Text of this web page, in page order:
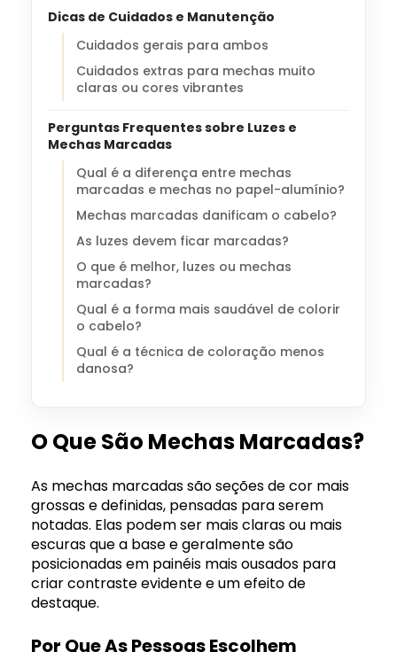
Dicas de Cuidados e Manutenção
Cuidados gerais para ambos
Cuidados extras para mechas muito
claras ou cores vibrantes
Perguntas Frequentes sobre Luzes e
Mechas Marcadas
Qual é a diferença entre mechas
marcadas e mechas no papel-alumínio?
Mechas marcadas danificam o cabelo?
As luzes devem ficar marcadas?
O que é melhor, luzes ou mechas
marcadas?
Qual é a forma mais saudável de colorir
o cabelo?
Qual é a técnica de coloração menos
danosa?
O Que São Mechas Marcadas?
As mechas marcadas são seções de cor mais
grossas e definidas, pensadas para serem
notadas. Elas podem ser mais claras ou mais
escuras que a base e geralmente são
posicionadas em painéis mais ousados para
criar contraste evidente e um efeito de
destaque.
Por Que As Pessoas Escolhem